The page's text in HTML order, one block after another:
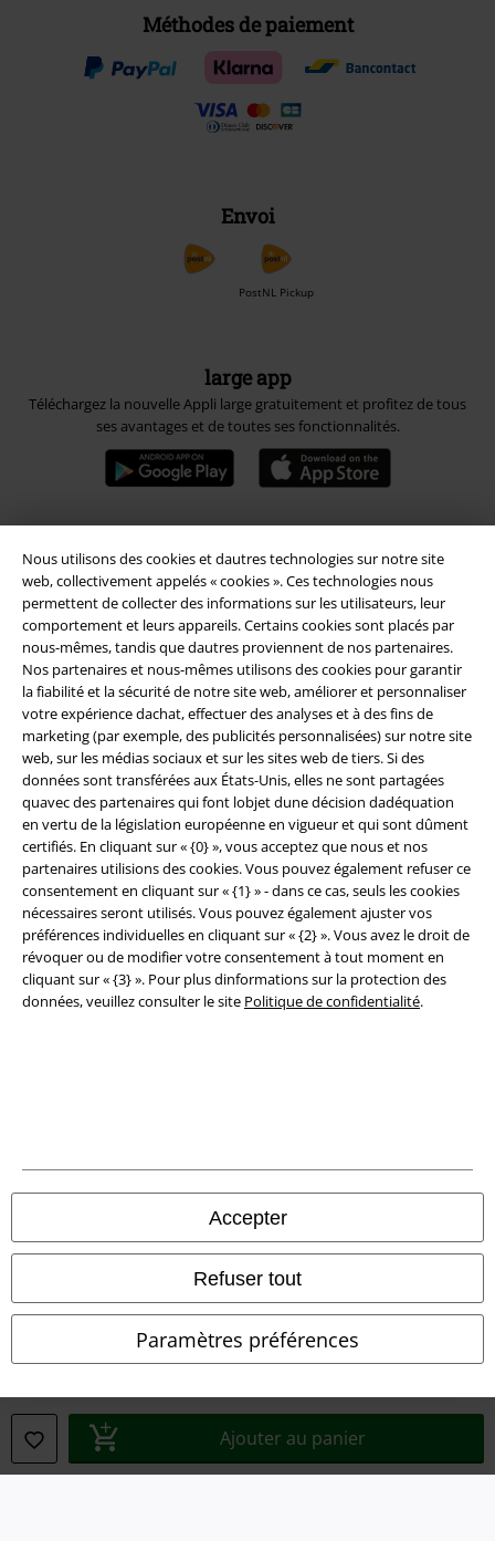
Nous utilisons des cookies et dautres technologies sur notre site
web, collectivement appelés « cookies ». Ces technologies nous
permettent de collecter des informations sur les utilisateurs, leur
comportement et leurs appareils. Certains cookies sont placés par
nous-mêmes, tandis que dautres proviennent de nos partenaires.
Nos partenaires et nous-mêmes utilisons des cookies pour garantir
la fiabilité et la sécurité de notre site web, améliorer et personnaliser
votre expérience dachat, effectuer des analyses et à des fins de
marketing (par exemple, des publicités personnalisées) sur notre site
web, sur les médias sociaux et sur les sites web de tiers. Si des
données sont transférées aux États-Unis, elles ne sont partagées
quavec des partenaires qui font lobjet dune décision dadéquation
en vertu de la législation européenne en vigueur et qui sont dûment
certifiés. En cliquant sur « {0} », vous acceptez que nous et nos
partenaires utilisions des cookies. Vous pouvez également refuser ce
consentement en cliquant sur « {1} » - dans ce cas, seuls les cookies
nécessaires seront utilisés. Vous pouvez également ajuster vos
préférences individuelles en cliquant sur « {2} ». Vous avez le droit de
révoquer ou de modifier votre consentement à tout moment en
cliquant sur « {3} ». Pour plus dinformations sur la protection des
données, veuillez consulter le site Politique de confidentialité.
Accepter
Refuser tout
Paramètres préférences
Ajouter au panier
Méthodes de paiement
Envoi
PostNL Pickup
large app
Téléchargez la nouvelle Appli large gratuitement et profitez de tous
ses avantages et de toutes ses fonctionnalités.
A Warner Music Group Company
Sécurité
Élimination des déchets et protection de l'environnement
Déclaration de Conformité
Informations sur l'accessibilité
Période de rétractation
Tous nos prix sont T.T.C. Cependant, ils ne comprennent pasles frais